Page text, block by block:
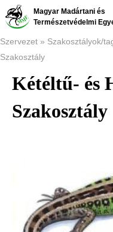
Skip
to
main
content
Magyar Madártani és
Természetvédelmi
Breadcrumb
Szervezet Szakosztályok/
Szakosztály
Kétéltű- és
Szakosztály